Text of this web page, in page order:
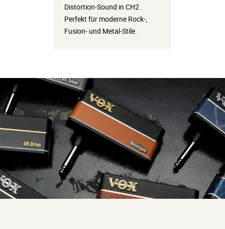
Distortion-Sound in CH2.
Perfekt für moderne Rock-,
Fusion- und Metal-Stile.